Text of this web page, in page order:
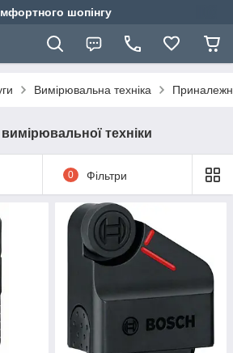
шопінгу
Вимірювальна техніка
техніки
0 Фільтри